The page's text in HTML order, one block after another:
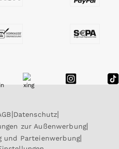
Datenschutz
zur Außenwerbung
und Parteienwerbung